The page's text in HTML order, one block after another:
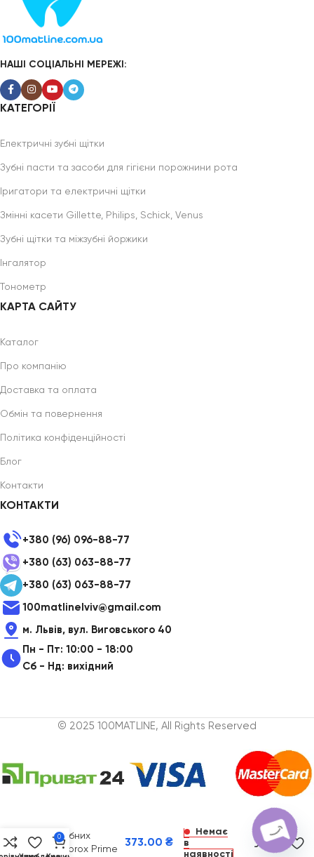
НАШІ СОЦІАЛЬНІ МЕРЕЖІ:
КАТЕГОРІЇ
Електричні зубні щітки
Зубні пасти та засоби для гігієни порожнини рота
Іригатори та електричні щітки
Змінні касети Gillette, Philips, Schick, Venus
Зубні щітки та міжзубні йоржики
Інгалятор
Тонометр
КАРТА САЙТУ
Каталог
Про компанію
Доставка та оплата
Обмін та повернення
Політика конфіденційності
Блог
Контакти
КОНТАКТИ
+380 (96) 096-88-77
+380 (63) 063-88-77
+380 (63) 063-88-77
100matlinelviv@gmail.com
м. Львів, вул. Виговського 40
Пн - Пт: 10:00 - 18:00
Сб - Нд: вихідний
© 2025 100MATLINE, All Rights Reserved
міжзубних
Curaprox Prime
373.00 ₴
Немає
в
наявності
0